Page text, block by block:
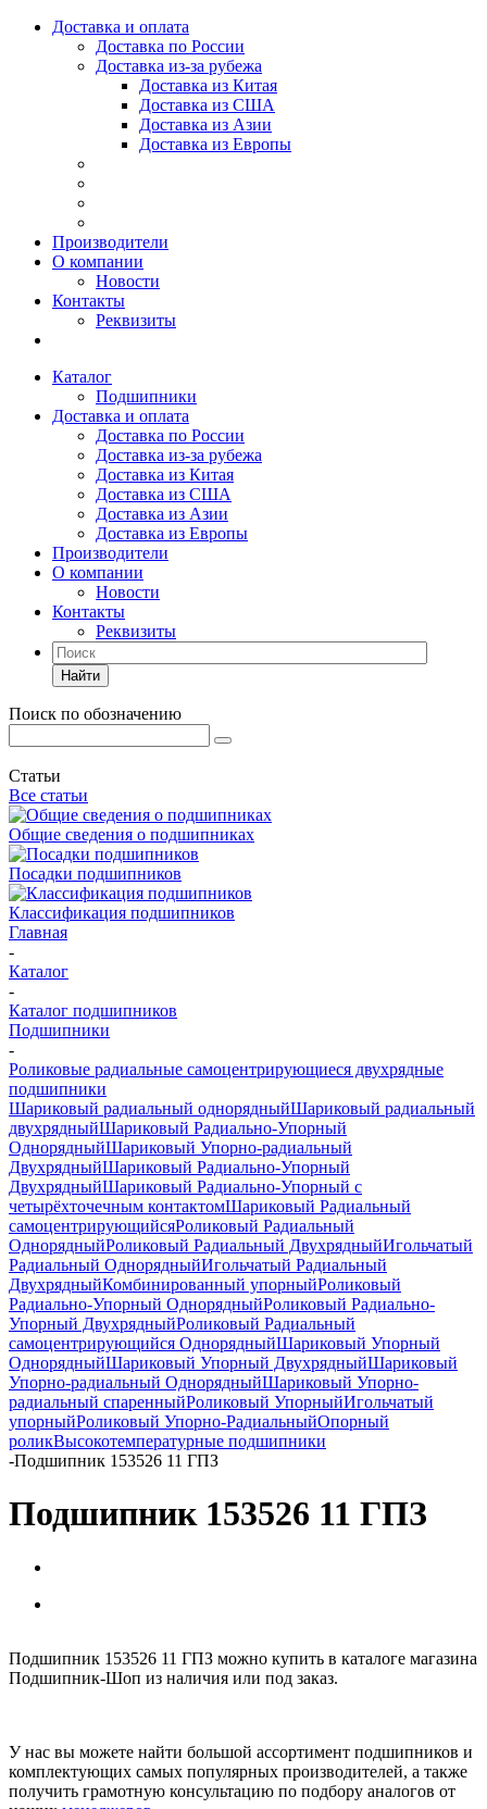
Доставка и оплата
Доставка по России
Доставка из-за рубежа
Доставка из Китая
Доставка из США
Доставка из Азии
Доставка из Европы
Производители
О компании
Новости
Контакты
Реквизиты
Каталог
Подшипники
Доставка и оплата
Доставка по России
Доставка из-за рубежа
Доставка из Китая
Доставка из США
Доставка из Азии
Доставка из Европы
Производители
О компании
Новости
Контакты
Реквизиты
Найти
Поиск по обозначению
Статьи
Все статьи
Общие сведения о подшипниках
Посадки подшипников
Классификация подшипников
Главная
-
Каталог
-
Каталог подшипников
Подшипники
-
Роликовые радиальные самоцентрирующиеся двухрядные
подшипники
Шариковый радиальный однорядныйШариковый радиальный
двухрядныйШариковый Радиально-Упорный
ОднорядныйШариковый Упорно-радиальный
ДвухрядныйШариковый Радиально-Упорный
ДвухрядныйШариковый Радиально-Упорный с
четырёхточечным контактомШариковый Радиальный
самоцентрирующийсяРоликовый Радиальный
ОднорядныйРоликовый Радиальный ДвухрядныйИгольчатый
Радиальный ОднорядныйИгольчатый Радиальный
ДвухрядныйКомбинированный упорныйРоликовый
Радиально-Упорный ОднорядныйРоликовый Радиально-
Упорный ДвухрядныйРоликовый Радиальный
самоцентрирующийся ОднорядныйШариковый Упорный
ОднорядныйШариковый Упорный ДвухрядныйШариковый
Упорно-радиальный ОднорядныйШариковый Упорно-
радиальный спаренныйРоликовый УпорныйИгольчатый
упорныйРоликовый Упорно-РадиальныйОпорный
роликВысокотемпературные подшипники
-Подшипник 153526 11 ГПЗ
Подшипник 153526 11 ГПЗ
Подшипник 153526 11 ГПЗ можно купить в каталоге магазина
Подшипник-Шоп из наличия или под заказ.
У нас вы можете найти большой ассортимент подшипников и
комплектующих самых популярных производителей, а также
получить грамотную консультацию по подбору аналогов от